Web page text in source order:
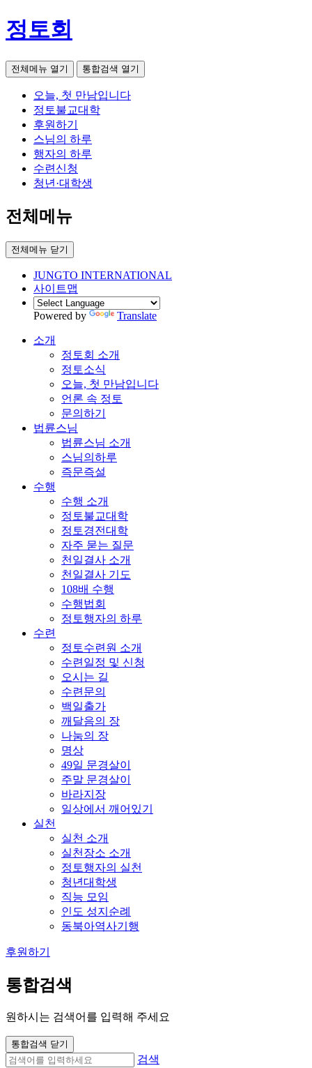
정토회
전체메뉴 열기 통합검색 열기
오늘, 첫 만남입니다
정토불교대학
후원하기
스님의 하루
행자의 하루
수련신청
청년·대학생
전체메뉴
전체메뉴 닫기
JUNGTO INTERNATIONAL
사이트맵
Powered by Translate
소개
정토회 소개
정토소식
오늘, 첫 만남입니다
언론 속 정토
문의하기
법륜스님
법륜스님 소개
스님의하루
즉문즉설
수행
수행 소개
정토불교대학
정토경전대학
자주 묻는 질문
천일결사 소개
천일결사 기도
108배 수행
수행법회
정토행자의 하루
수련
정토수련원 소개
수련일정 및 신청
오시는 길
수련문의
백일출가
깨달음의 장
나눔의 장
명상
49일 문경살이
주말 문경살이
바라지장
일상에서 깨어있기
실천
실천 소개
실천장소 소개
정토행자의 실천
청년대학생
직능 모임
인도 성지순례
동북아역사기행
후원하기
통합검색
원하시는 검색어를 입력해 주세요
통합검색 닫기
검색